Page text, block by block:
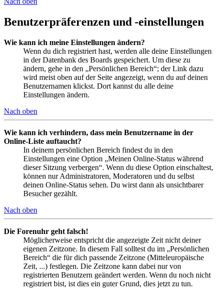
Benutzerpräferenzen und -einstellungen
Wie kann ich meine Einstellungen ändern?
Wenn du dich registriert hast, werden alle deine Einstellungen
in der Datenbank des Boards gespeichert. Um diese zu
ändern, gehe in den „Persönlichen Bereich“; der Link dazu
wird meist oben auf der Seite angezeigt, wenn du auf deinen
Benutzernamen klickst. Dort kannst du alle deine
Einstellungen ändern.
Nach oben
Wie kann ich verhindern, dass mein Benutzername in der
Online-Liste auftaucht?
In deinem persönlichen Bereich findest du in den
Einstellungen eine Option „Meinen Online-Status während
dieser Sitzung verbergen“. Wenn du diese Option einschaltest,
können nur Administratoren, Moderatoren und du selbst
deinen Online-Status sehen. Du wirst dann als unsichtbarer
Besucher gezählt.
Nach oben
Die Forenuhr geht falsch!
Möglicherweise entspricht die angezeigte Zeit nicht deiner
eigenen Zeitzone. In diesem Fall solltest du im „Persönlichen
Bereich“ die für dich passende Zeitzone (Mitteleuropäische
Zeit, ...) festlegen. Die Zeitzone kann dabei nur von
registrierten Benutzern geändert werden. Wenn du noch nicht
registriert bist, ist dies ein guter Grund, dies jetzt zu tun.